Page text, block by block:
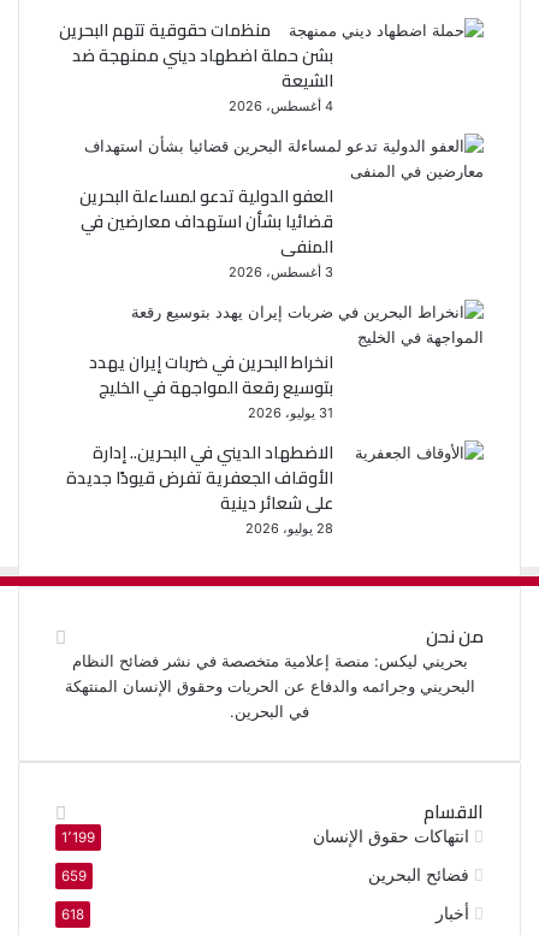
منظمات حقوقية تتهم البحرين
بشن حملة اضطهاد ديني ممنهجة ضد
الشيعة
4 أغسطس، 2026
العفو الدولية تدعو لمساءلة البحرين
قضائيا بشأن استهداف معارضين في
المنفى
3 أغسطس، 2026
انخراط البحرين في ضربات إيران يهدد
بتوسيع رقعة المواجهة في الخليج
31 يوليو، 2026
الاضطهاد الديني في البحرين.. إدارة
الأوقاف الجعفرية تفرض قيودًا جديدة
على شعائر دينية
28 يوليو، 2026
من نحن
بحريني ليكس: منصة إعلامية متخصصة في نشر فضائح النظام
البحريني وجرائمه والدفاع عن الحريات وحقوق الإنسان المنتهكة
في البحرين.
الاقسام
انتهاكات حقوق الإنسان 1٬199
فضائح البحرين 659
أخبار 618